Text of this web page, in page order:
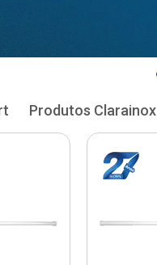
Produtos Clarainox